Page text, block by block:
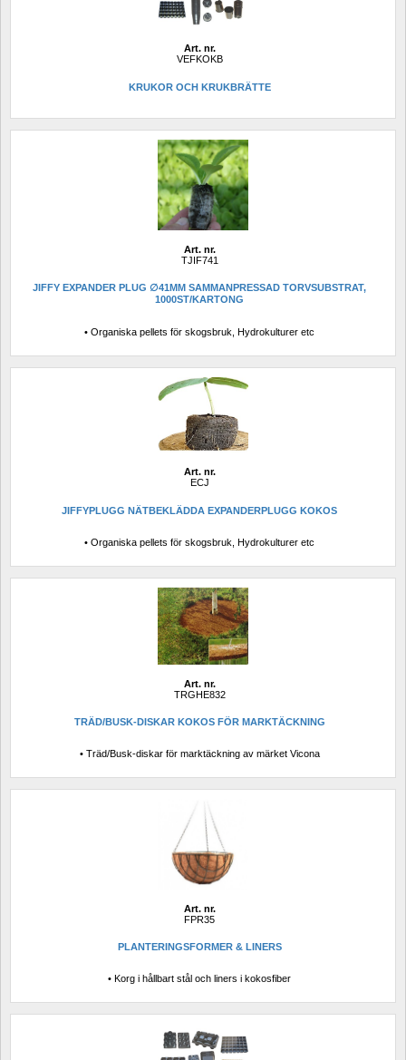
Art. nr.
VEFKOKB
KRUKOR OCH KRUKBRÄTTE
Art. nr.
TJIF741
JIFFY EXPANDER PLUG ∅41MM SAMMANPRESSAD TORVSUBSTRAT,
1000ST/KARTONG
• Organiska pellets för skogsbruk, Hydrokulturer etc
Art. nr.
ECJ
JIFFYPLUGG NÄTBEKLÄDDA EXPANDERPLUGG KOKOS
• Organiska pellets för skogsbruk, Hydrokulturer etc
Art. nr.
TRGHE832
TRÄD/BUSK-DISKAR KOKOS FÖR MARKTÄCKNING
• Träd/Busk-diskar för marktäckning av märket Vicona
Art. nr.
FPR35
PLANTERINGSFORMER & LINERS
• Korg i hållbart stål och liners i kokosfiber